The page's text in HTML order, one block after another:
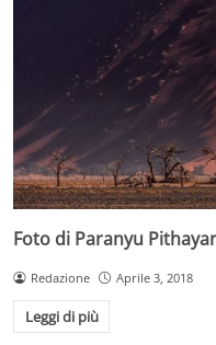
Foto di Paranyu
Redazione Aprile 3, 2018
Leggi di più